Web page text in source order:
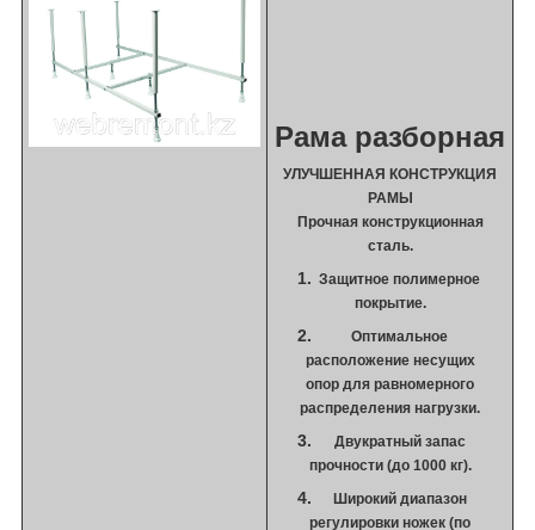
Рама разборная
УЛУЧШЕННАЯ КОНСТРУКЦИЯ
РАМЫ
Прочная конструкционная
сталь.
Защитное полимерное
покрытие.
Оптимальное
расположение несущих
опор для равномерного
распределения нагрузки.
Двукратный запас
прочности (до 1000 кг).
Широкий диапазон
регулировки ножек (по